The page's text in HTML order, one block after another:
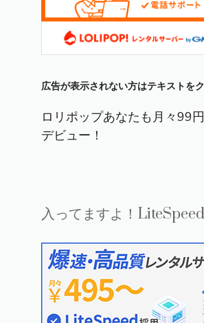
広告が表示されない方はテキストを
ロリポップあなたも月々99
デビュー！
入ってますよ！LiteSpeed